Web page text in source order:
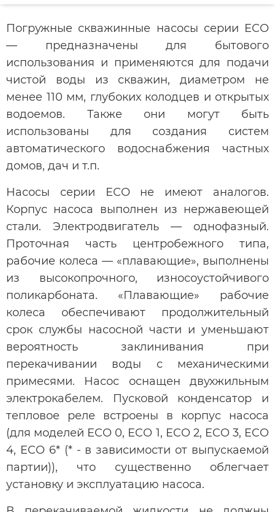
Погружные скважинные насосы серии ЕСО
— предназначены для бытового
использования и применяются для подачи
чистой воды из скважин, диаметром не
менее 110 мм, глубоких колодцев и открытых
водоемов. Также они могут быть
использованы для создания систем
автоматического водоснабжения частных
домов, дач и т.п.
Насосы серии ЕСО не имеют аналогов.
Корпус насоса выполнен из нержавеющей
стали. Электродвигатель — однофазный.
Проточная часть центробежного типа,
рабочие колеса — «плавающие», выполнены
из высокопрочного, износоустойчивого
поликарбоната. «Плавающие» рабочие
колеса обеспечивают продолжительный
срок службы насосной части и уменьшают
вероятность заклинивания при
перекачивании воды с механическими
примесями. Насос оснащен двухжильным
электрокабелем. Пусковой конденсатор и
тепловое реле встроены в корпус насоса
(для моделей ECO 0, ECO 1, ECO 2, ECO 3, ECO
4, ECO 6* (* - в зависимости от выпускаемой
партии)), что существенно облегчает
установку и эксплуатацию насоса.